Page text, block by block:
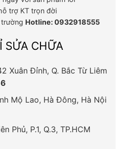
trợ KT trọn đời
Hotline: 0932918555
SỬA CHỮA
Xuân Đỉnh, Q. Bắc Từ Liêm
Mộ Lao, Hà Đông, Hà Nội
Phủ, P.1, Q.3, TP.HCM